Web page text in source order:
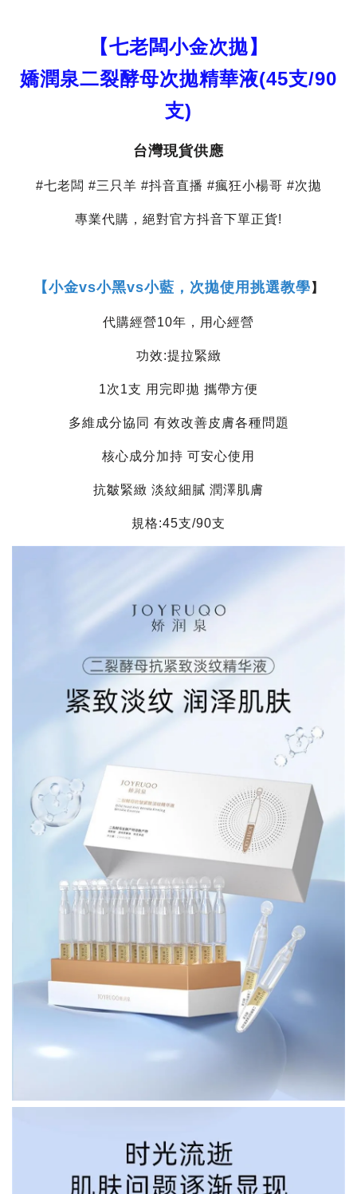
【七老闆小金次拋】
嬌潤泉二裂酵母次拋精華液(45支/90
支)
台灣現貨供應
#七老闆 #三只羊 #抖音直播 #瘋狂小楊哥 #次拋
專業代購，絕對官方抖音下單正貨!
【小金vs小黑vs小藍，次拋使用挑選教學 】
代購經營10年，用心經營
功效:提拉緊緻
1次1支 用完即拋 攜帶方便
多維成分協同 有效改善皮膚各種問題
核心成分加持 可安心使用
抗皺緊緻 淡紋細膩 潤澤肌膚
規格:45支/90支